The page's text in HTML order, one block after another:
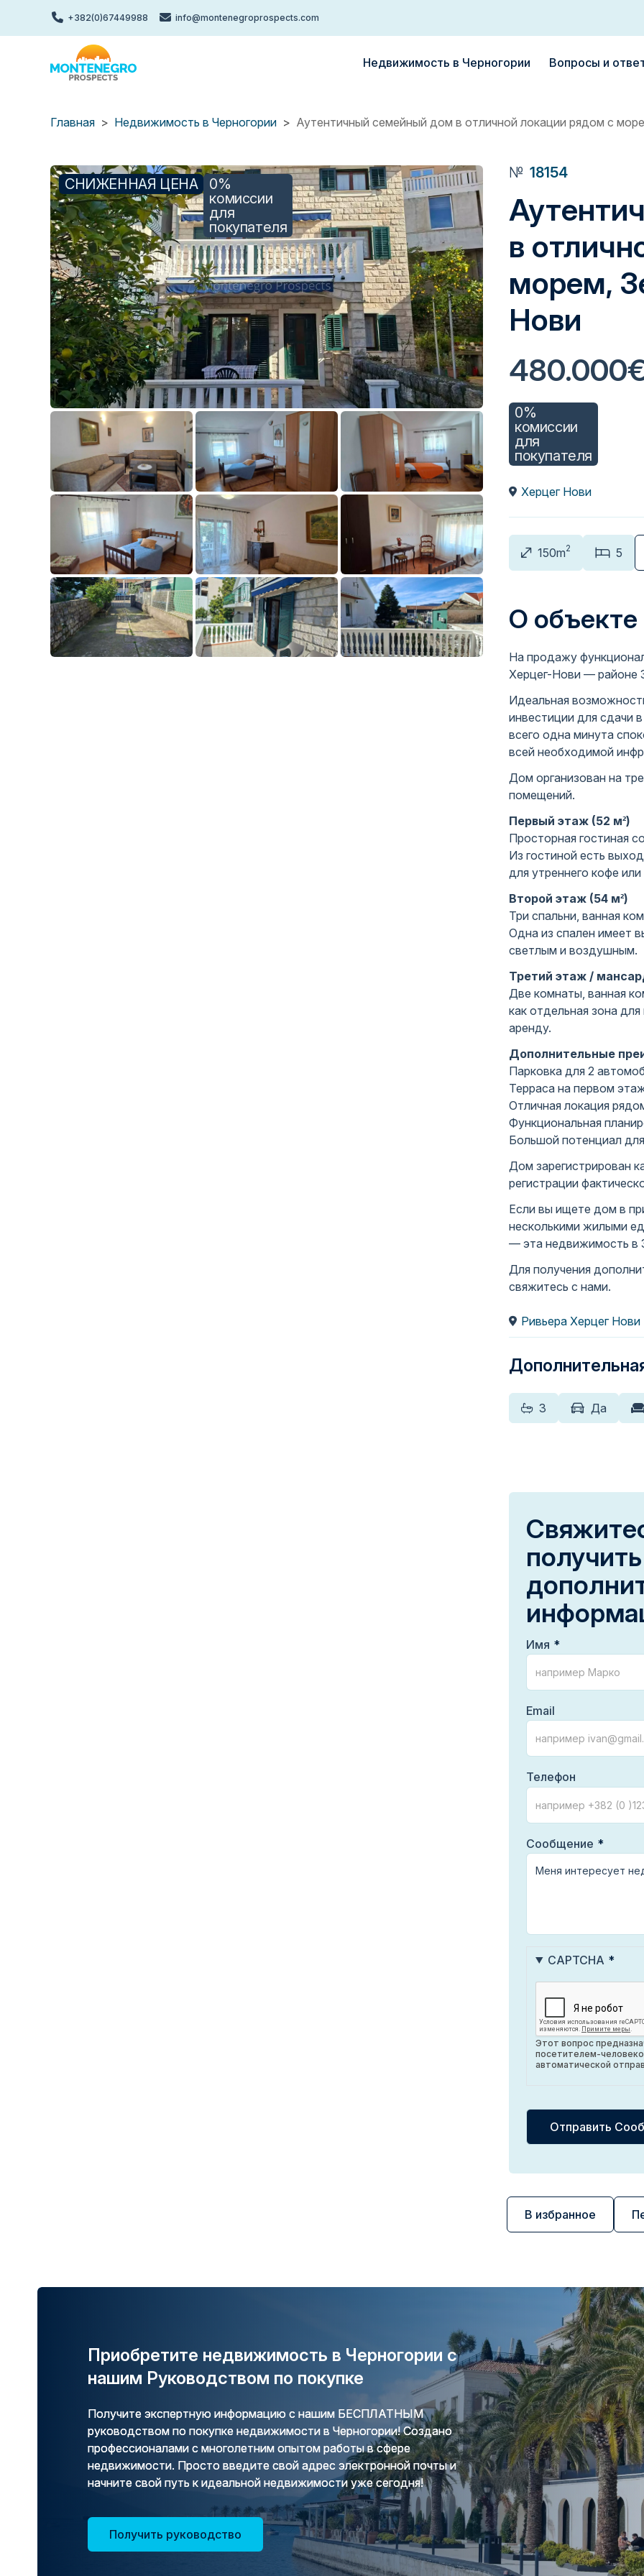
содержанию
+382(0)67449988 info@montenegroprospects.com
Недвижимость в Черногории Вопросы и
Главная Недвижимость в Черногории Аутентичный семейный дом в отличной локации рядом с
СНИЖЕННАЯ ЦЕНА
0%
комиссии
для
покупателя
№ 18154
в
морем,
Нови
0%
комиссии
для
покупателя
Херцег Нови
150m2 5
В избранное
О
На продажу
Херцег-Нови — районе
Идеальная
инвестиции для сдачи
всего одна минута
всей необходимой
Дом организован на
помещений.
Первый этаж (52 м²)
Просторная гостиная
Из гостиной есть
для утреннего кофе
Второй этаж (54 м²)
Три спальни, ванная
Одна из спален имеет
светлым и воздушным.
Третий этаж /
Две комнаты, ванная
как отдельная зона
аренду.
Дополнительные
Парковка для 2
Терраса на первом
Отличная локация
Функциональная
Большой потенциал
Дом зарегистрирован
регистрации
Если вы ищете дом в
несколькими жилыми
— эта недвижимость в
Для получения
свяжитесь с нами.
Ривьера Херцег Нови
3 Да
получить
Имя
Email
Телефон
Сообщение
CAPTCHA
Этот вопрос
посетителем-
автоматической
Приобретите недвижимость в Черногории с
нашим Руководством по покупке
Получите экспертную информацию с нашим БЕСПЛАТНЫМ
руководством по покупке недвижимости в Черногории! Создано
профессионалами с многолетним опытом работы в сфере
недвижимости. Просто введите свой адрес электронной почты и
начните свой путь к идеальной недвижимости уже сегодня!
Получить руководство